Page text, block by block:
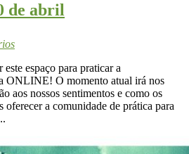
de abril
espaço para praticar a
ONLINE! O momento atual irá nos
aos nossos sentimentos e como os
oferecer a comunidade de prática para